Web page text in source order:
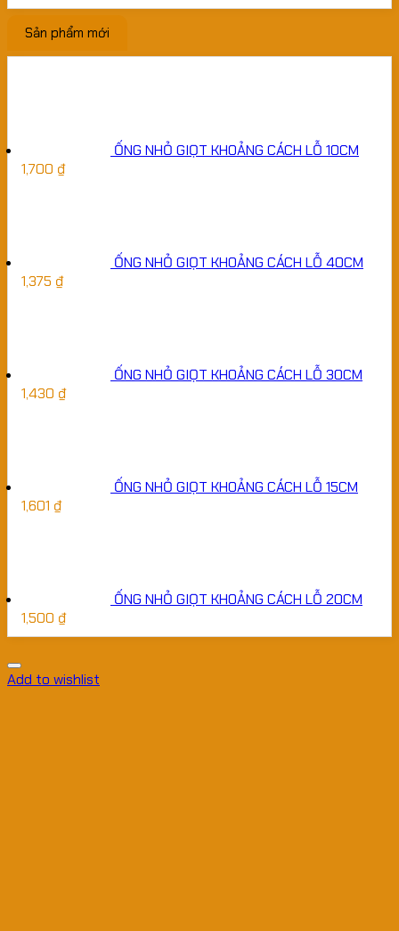
Sản phẩm mới
ỐNG NHỎ GIỌT KHOẢNG CÁCH LỖ 10CM
1,700 ₫
ỐNG NHỎ GIỌT KHOẢNG CÁCH LỖ 40CM
1,375 ₫
ỐNG NHỎ GIỌT KHOẢNG CÁCH LỖ 30CM
1,430 ₫
ỐNG NHỎ GIỌT KHOẢNG CÁCH LỖ 15CM
1,601 ₫
ỐNG NHỎ GIỌT KHOẢNG CÁCH LỖ 20CM
1,500 ₫
Add to wishlist